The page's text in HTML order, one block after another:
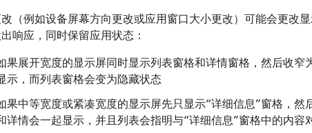
（例如设备屏幕方向更改或应用窗口大小更改）可能会更改
响应，同时保留应用状态：
果展开宽度的显示屏同时显示列表窗格和详情窗格，然后收窄
示，而列表窗格会变为隐藏状态
果中等宽度或紧凑宽度的显示屏先只显示“详细信息”窗格，
详情会一起显示，并且列表会指明与“详细信息”窗格中的内容